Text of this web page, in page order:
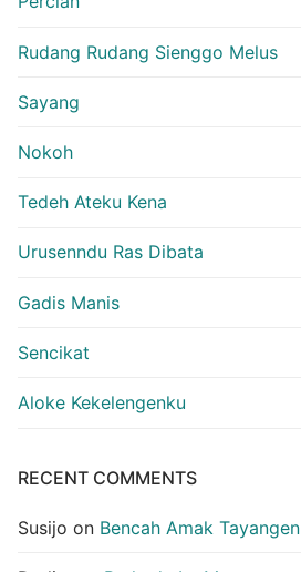
Rudang Rudang Sienggo Melus
Sayang
Nokoh
Tedeh Ateku Kena
Urusenndu Ras Dibata
Gadis Manis
Sencikat
Aloke Kekelengenku
RECENT COMMENTS
Susijo on Bencah Amak Tayangen